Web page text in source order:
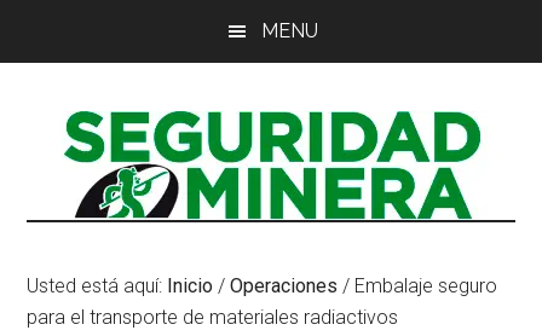
principal
MENU
Usted está aquí: Inicio / Operaciones / Embalaje seguro
para el transporte de materiales radiactivos